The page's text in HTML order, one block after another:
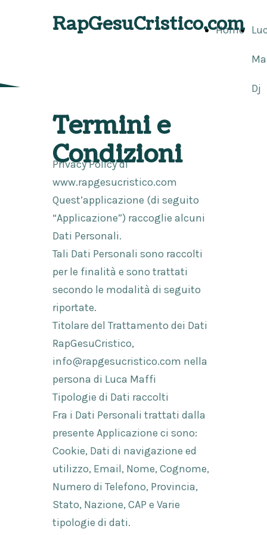
Home
Dj
RapGesuCristico.com
Termini e
Condizioni
Privacy Policy di
www.rapgesucristico.com
Quest’applicazione (di seguito
“Applicazione”) raccoglie alcuni
Dati Personali.
Tali Dati Personali sono raccolti
per le finalità e sono trattati
secondo le modalità di seguito
riportate.
Titolare del Trattamento dei Dati
RapGesuCristico,
info@rapgesucristico.com nella
persona di Luca Maffi
Tipologie di Dati raccolti
Fra i Dati Personali trattati dalla
presente Applicazione ci sono:
Cookie, Dati di navigazione ed
utilizzo, Email, Nome, Cognome,
Numero di Telefono, Provincia,
Stato, Nazione, CAP e Varie
tipologie di dati.